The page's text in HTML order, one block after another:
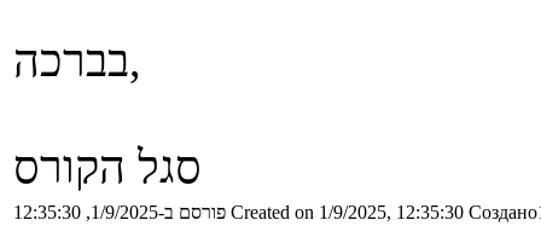
בברכה,
סגל הקורס
פורסם ב-1/9/2025, 12:35:30 Created on 1/9/2025, 12:35:30